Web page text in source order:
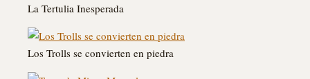
La Tertulia Inesperada
Los Trolls se convierten en piedra